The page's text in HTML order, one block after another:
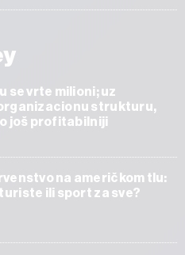
se vrte milioni; uz
strukturu,
još profitabilniji
na američkom tlu:
ili sport za sve?